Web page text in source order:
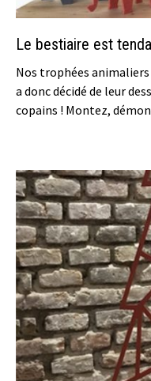
Le bestiaire est
Nos trophées animaliers
a donc décidé de leur
copains ! Montez,